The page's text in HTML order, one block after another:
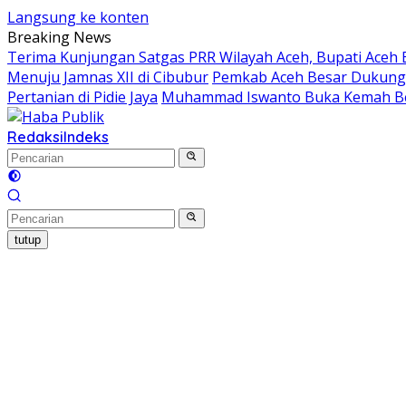
Langsung ke konten
Breaking News
Terima Kunjungan Satgas PRR Wilayah Aceh, Bupati
Menuju Jamnas XII di Cibubur Pemkab Aceh Besar
Pertanian di Pidie Jaya Muhammad Iswanto Buka Kemah
RedaksiIndeks
tutup